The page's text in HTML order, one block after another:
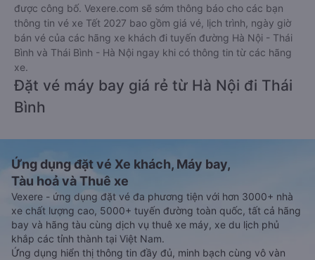
được công bố. Vexere.com sẽ sớm thông báo cho các bạn
thông tin vé xe Tết 2027 bao gồm giá vé, lịch trình, ngày giờ
bán vé của các hãng xe khách đi tuyến đường Hà Nội - Thái
Bình và Thái Bình - Hà Nội ngay khi có thông tin từ các hãng
xe.
Đặt vé máy bay giá rẻ từ Hà Nội đi Thái
Bình
Ứng dụng đặt vé Xe khách, Máy bay,
Tàu hoả và Thuê xe
Vexere - ứng dụng đặt vé đa phương tiện với hơn 3000+ nhà
xe chất lượng cao, 5000+ tuyến đường toàn quốc, tất cả hãng
bay và hãng tàu cùng dịch vụ thuê xe máy, xe du lịch phủ
khắp các tỉnh thành tại Việt Nam.
Ứng dụng hiển thị thông tin đầy đủ, minh bạch cùng vô vàn